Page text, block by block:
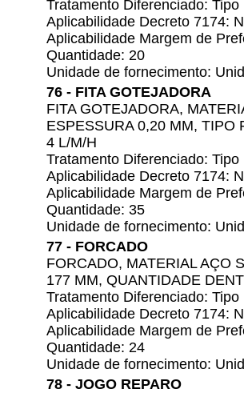
Tratamento Diferenciado:
Aplicabilidade Decreto 7174:
Aplicabilidade Margem de
Quantidade: 20
Unidade de fornecimento:
76 - FITA GOTEJADORA
FITA GOTEJADORA,
ESPESSURA 0,20 MM, TIPO
4 L/M/H
Tratamento Diferenciado:
Aplicabilidade Decreto 7174:
Aplicabilidade Margem de
Quantidade: 35
Unidade de fornecimento:
77 - FORCADO
FORCADO, MATERIAL AÇO
177 MM, QUANTIDADE
Tratamento Diferenciado:
Aplicabilidade Decreto 7174:
Aplicabilidade Margem de
Quantidade: 24
Unidade de fornecimento:
78 - JOGO REPARO